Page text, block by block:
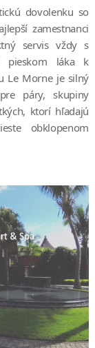
dovolenku so
zamestnanci
servis vždy s
pieskom láka k
Le Morne je silný
páry, skupiny
ktorí hľadajú
obklopenom